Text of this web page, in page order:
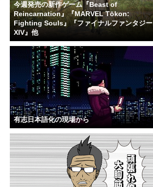
今週発売の新作ゲーム『Beast of
Reincarnation』『MARVEL Tōkon:
Fighting Souls』『ファイナルファンタジー
XIV』他
有志日本語化の現場から